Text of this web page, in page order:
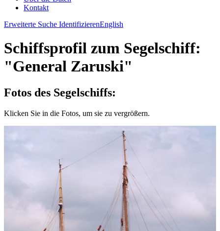
Kontakt
Erweiterte Suche IdentifizierenEnglish
Schiffsprofil zum Segelschiff:
"General Zaruski"
Fotos des Segelschiffs:
Klicken Sie in die Fotos, um sie zu vergrößern.